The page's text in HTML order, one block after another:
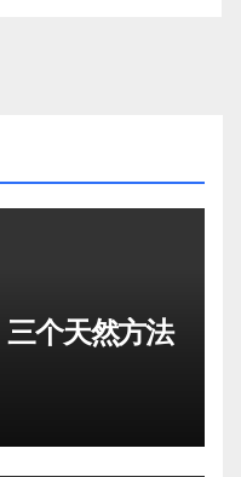
个天然方法